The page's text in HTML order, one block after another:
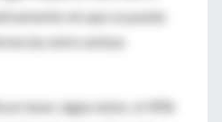
sin que se pueda
entre ambas
tener algún dolor, el 90%